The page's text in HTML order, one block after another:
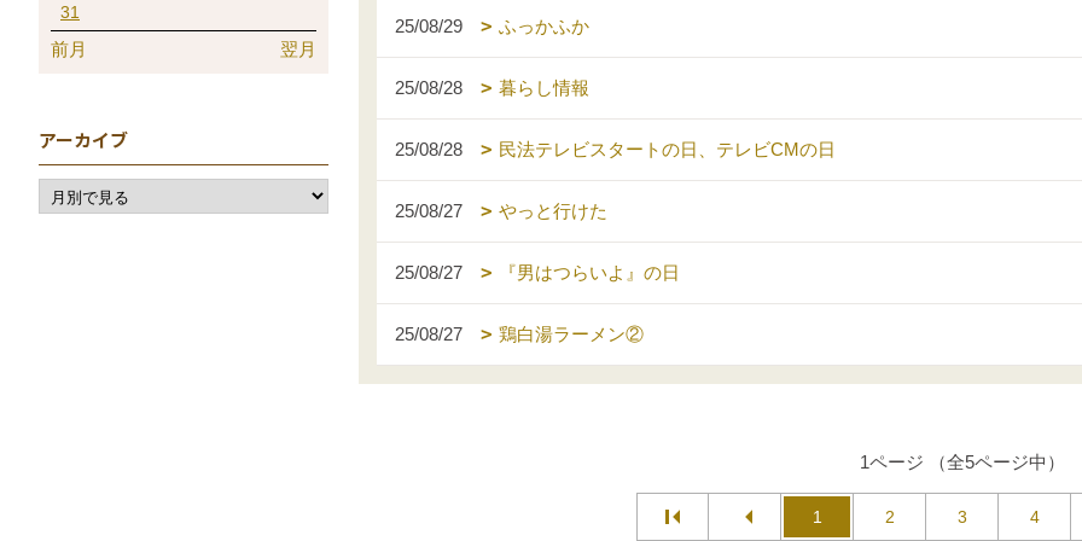
25/08/29 ふっかふか
25/08/28 暮らし情報
25/08/28 民法テレビスタートの日、テレビCMの日
25/08/27 やっと行けた
25/08/27 『男はつらいよ』の日
25/08/27 鶏白湯ラーメン②
1ページ （全5ページ中）
1 2 3 4
31
前月 翌月
アーカイブ